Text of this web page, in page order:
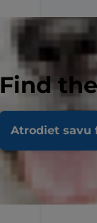
Find
Atrodiet savu